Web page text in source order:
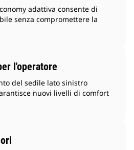
adattiva consente di
senza compromettere la
l'operatore
del sedile lato sinistro
nuovi livelli di comfort